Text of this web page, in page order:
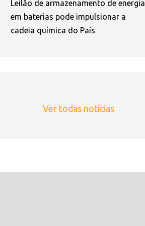
Leilão de armazenamento de energia
em baterias pode impulsionar a
cadeia química do País
Ver todas notícias